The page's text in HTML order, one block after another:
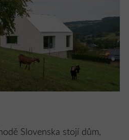
Slovenska stojí dům,